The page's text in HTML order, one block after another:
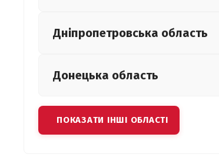
Дніпропетровська область
Донецька область
ПОКАЗАТИ ІНШІ ОБЛАСТІ